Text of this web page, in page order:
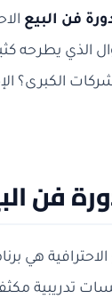
فن البيع
الذي يطرحه
الكبرى؟
فن
الاحترافية هي